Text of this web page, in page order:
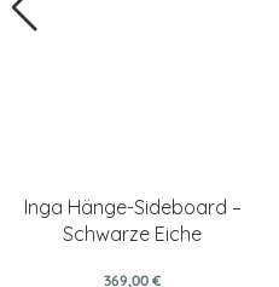
Inga Hänge-Sideboard –
Schwarze Eiche
369,00 €